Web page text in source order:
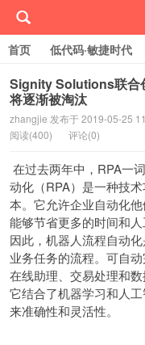
首页 低代码·敏捷时代
线下/线上活动Event
行
关于RPA中国
Signity Solutions联合
将逐渐被淘汰
zhangjie 发布于 2019-05-25
阅读(400) 评论(0)
在过去两年中，RPA一
动化（RPA）是一种技
本。它允许企业自动化
能够节省更多的时间和人
因此，机器人流程自动
业务任务的流程。可自
在线助理、交易处理和数
它结合了机器学习和人
来准确性和灵活性。